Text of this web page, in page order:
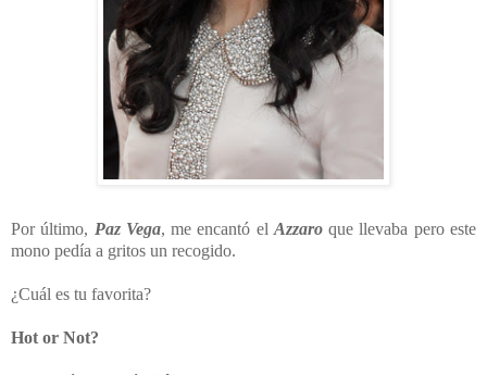
Por último, Paz Vega, me encantó el Azzaroque llevaba pero este
mono pedía a gritos un recogido.
¿Cuál es tu favorita?
Hot or Not?